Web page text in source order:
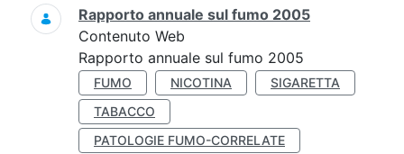
Rapporto annuale sul fumo 2005
Contenuto Web
Rapporto annuale sul fumo 2005
FUMO NICOTINA
SIGARETTA
TABACCO
PATOLOGIE FUMO-CORRELATE